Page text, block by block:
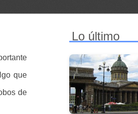
que
de
Lo último